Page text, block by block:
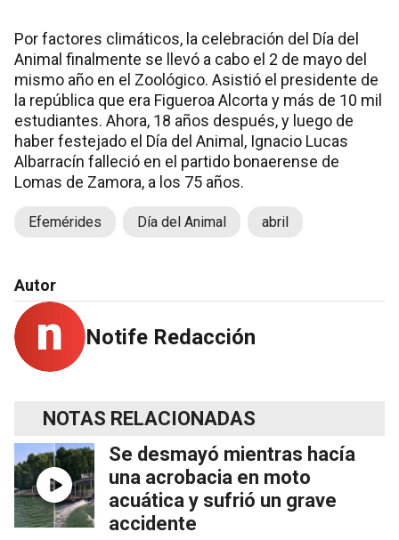
Por factores climáticos, la celebración del Día del
Animal finalmente se llevó a cabo el 2 de mayo del
mismo año en el Zoológico. Asistió el presidente de
la república que era Figueroa Alcorta y más de 10 mil
estudiantes. Ahora, 18 años después, y luego de
haber festejado el Día del Animal, Ignacio Lucas
Albarracín falleció en el partido bonaerense de
Lomas de Zamora, a los 75 años.
Efemérides Día del Animal abril
Autor
Notife Redacción
NOTAS RELACIONADAS
Se desmayó mientras hacía
una acrobacia en moto
acuática y sufrió un grave
accidente